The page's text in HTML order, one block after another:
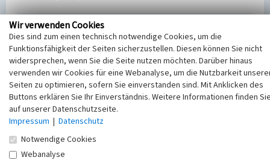
Die Partitur
Schlagwörter
Ort
Altdöbern
Fachsicht(en)
Denkmalpflege
Erfassungsmaßstab
Keine Angabe
Erfassungsmethode
Übernahme aus externer Fachdatenbank
Wir verwenden Cookies
Dies sind zum einen technisch notwendige Cookies, um die
Funktionsfähigkeit der Seiten sicherzustellen. Diesen können Sie nicht
widersprechen, wenn Sie die Seite nutzen möchten. Darüber hinaus
verwenden wir Cookies für eine Webanalyse, um die Nutzbarkeit
Seiten zu optimieren, sofern Sie einverstanden sind. Mit Anklicken des
Buttons erklären Sie Ihr Einverständnis. Weitere Informationen finden
auf unserer Datenschutzseite.
Impressum | Datenschutz
Notwendige Cookies
Webanalyse